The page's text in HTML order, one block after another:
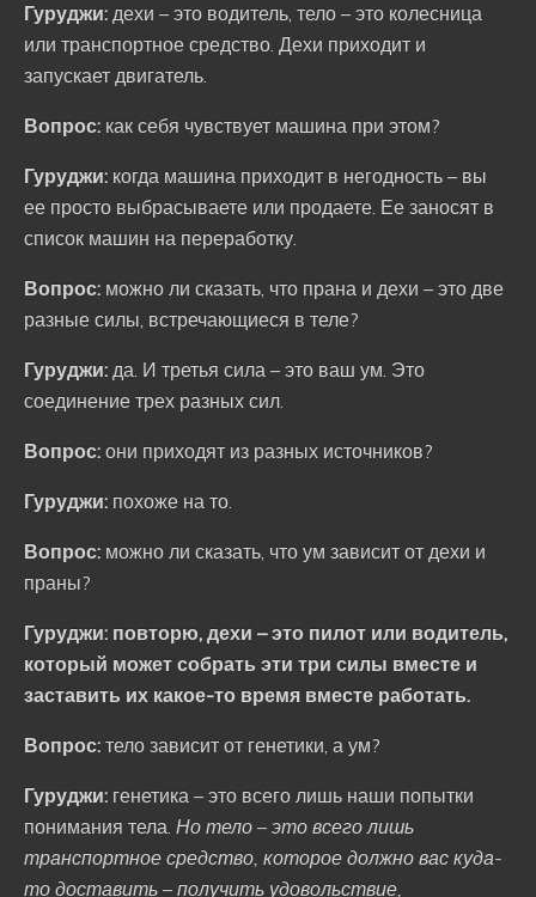
Гуруджи: дехи – это водитель, тело – это колесница
или транспортное средство. Дехи приходит и
запускает двигатель.
Вопрос: как себя чувствует машина при этом?
Гуруджи: когда машина приходит в негодность – вы
ее просто выбрасываете или продаете. Ее заносят в
список машин на переработку.
Вопрос: можно ли сказать, что прана и дехи – это две
разные силы, встречающиеся в теле?
Гуруджи: да. И третья сила – это ваш ум. Это
соединение трех разных сил.
Вопрос: они приходят из разных источников?
Гуруджи: похоже на то.
Вопрос: можно ли сказать, что ум зависит от дехи и
праны?
Гуруджи: повторю, дехи – это пилот или водитель,
который может собрать эти три силы вместе и
заставить их какое-то время вместе работать.
Вопрос: тело зависит от генетики, а ум?
Гуруджи: генетика – это всего лишь наши попытки
понимания тела. Но тело – это всего лишь
транспортное средство, которое должно вас куда-
то доставить – получить удовольствие,